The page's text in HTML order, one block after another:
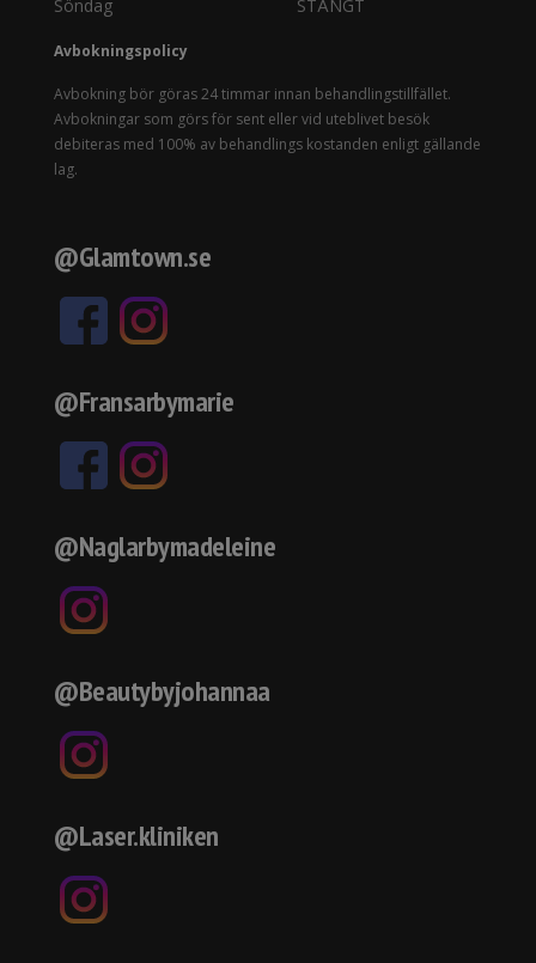
Söndag
STÄNGT
Avbokningspolicy
Avbokning bör göras 24 timmar innan behandlingstillfället.
Avbokningar som görs för sent eller vid uteblivet besök
debiteras med 100% av behandlings kostanden enligt gällande
lag.
@Glamtown.se
@Fransarbymarie
@Naglarbymadeleine
@Beautybyjohannaa
@Laser.kliniken